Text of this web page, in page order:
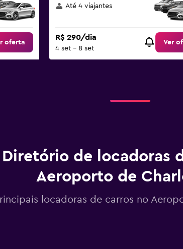
oferta
Até 4 viajantes
R$ 290/dia
4 set - 8 set
Ver
Diretório de locadoras
Aeroporto de
locadoras de carros no